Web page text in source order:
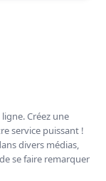
Créez une
service puissant !
divers médias,
se faire remarquer